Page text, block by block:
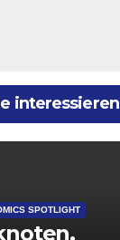
interessieren
SPOTLIGHT